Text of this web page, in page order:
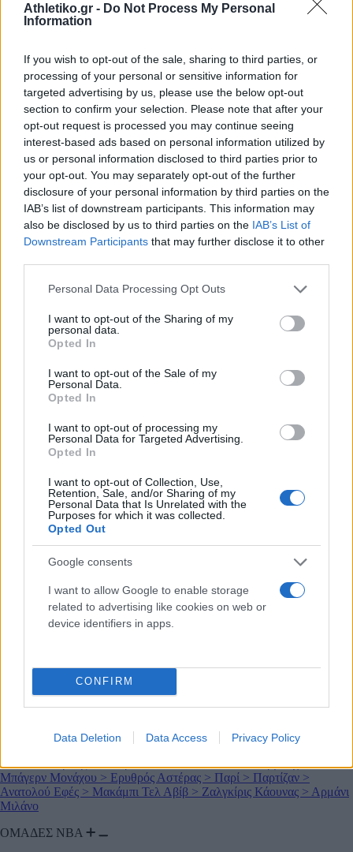
Athletiko.gr - Do Not Process My Personal
Information
If you wish to opt-out of the sale, sharing to third parties, or
processing of your personal or sensitive information for
targeted advertising by us, please use the below opt-out
section to confirm your selection. Please note that after your
opt-out request is processed you may continue seeing
interest-based ads based on personal information utilized by
us or personal information disclosed to third parties prior to
your opt-out. You may separately opt-out of the further
disclosure of your personal information by third parties on the
IAB’s list of downstream participants. This information may
also be disclosed by us to third parties on the IAB’s List of
Downstream Participants that may further disclose it to other
Please note that this website/app uses one or more Google
not limited to your visit or usage behaviour. You may click to
grant or deny consent to Google and its third-party tags to
use your data for below specified purposes in below Google
consent section.
Personal Data Processing Opt Outs
I want to opt-out of the Sharing of my
personal data.
Opted In
I want to opt-out of the Sale of my
Personal Data.
Opted In
I want to opt-out of processing my
Personal Data for Targeted Advertising.
Opted In
I want to opt-out of Collection, Use,
Retention, Sale, and/or Sharing of my
Personal Data that Is Unrelated with the
Purposes for which it was collected.
Opted Out
Google consents
I want to allow Google to enable storage
related to advertising like cookies on web or
device identifiers in apps.
CONFIRM
Data Deletion Data Access Privacy Policy
Handball Premier Α1 Γυναικών
AUTO - MOTO
LIVESCORES
BET
ΠΡΟΓΡΑΜΜΑ TV
ΒΑΘΜΟΛΟΓΙΕΣ
ΠΡΩΤΟΣΕΛΙΔΑ
Αναζήτηση
Αναζήτηση
ΕΛΛΑΔΑ
> Εθνική Ελλάδας
Premier League > La Liga > Serie A> Bundesliga Ligue 1
Μουντιάλ
Βαθμολογία UEFA> Nations League
ΟΜΑΔΕΣ ΕΛΛΑΔΑ
Ολυμπιακός> Παναθηναϊκός>ΑΕΚ > ΠΑΟΚ Άρης > Αστέρας
> Ατρόμητος> ΟΦΗ
Ρεάλ Μαδρίτης> Μπαρτσελόνα>Λίβερπουλ>
Μάντσεστερ
Γιουνάιτεντ> Ιντερ> Γιουβέντους > Μπάγερν Μονάχου
ΜΠΑΣΚΕΤ
ΕΛΛΑΔΑ
Stoiximan GBL
Εθνική Ελλάδας
EuroLeague> NBA> EuroCup > Basketball Champions League
Europe Cup
Άρης> Ηρακλής
Μύκονος> Ολυμπιακός> Παναθηναϊκός
Περιστέρι> Προμηθέας
ΟΜΑΔΕΣ EUROLEAGUE
>
Μπάγερν Μονάχου > Ερυθρός Αστέρας > Παρί > Παρτίζαν >
Ανατολού Εφές > Μακάμπι Τελ Αβίβ > Ζαλγκίρις Κάουνας > Αρμάνι
Μιλάνο
ΟΜΑΔΕΣ ΝΒΑ